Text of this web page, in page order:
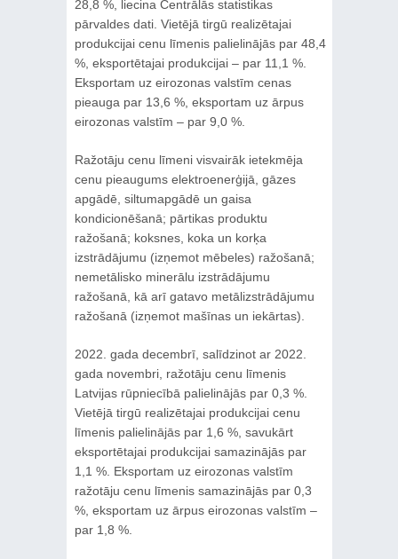
28,8 %, liecina Centrālās statistikas
pārvaldes dati. Vietējā tirgū realizētajai
produkcijai cenu līmenis palielinājās par 48,4
%, eksportētajai produkcijai – par 11,1 %.
Eksportam uz eirozonas valstīm cenas
pieauga par 13,6 %, eksportam uz ārpus
eirozonas valstīm – par 9,0 %.
Ražotāju cenu līmeni visvairāk ietekmēja
cenu pieaugums elektroenerģijā, gāzes
apgādē, siltumapgādē un gaisa
kondicionēšanā; pārtikas produktu
ražošanā; koksnes, koka un korķa
izstrādājumu (izņemot mēbeles) ražošanā;
nemetālisko minerālu izstrādājumu
ražošanā, kā arī gatavo metālizstrādājumu
ražošanā (izņemot mašīnas un iekārtas).
2022. gada decembrī, salīdzinot ar 2022.
gada novembri, ražotāju cenu līmenis
Latvijas rūpniecībā palielinājās par 0,3 %.
Vietējā tirgū realizētajai produkcijai cenu
līmenis palielinājās par 1,6 %, savukārt
eksportētajai produkcijai samazinājās par
1,1 %. Eksportam uz eirozonas valstīm
ražotāju cenu līmenis samazinājās par 0,3
%, eksportam uz ārpus eirozonas valstīm –
par 1,8 %.